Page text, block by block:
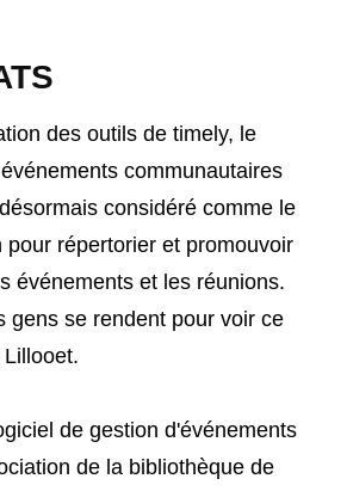
des outils de timely, le
communautaires
considéré comme le
pour répertorier et promouvoir
événements et les réunions.
gens se rendent pour voir ce
de gestion d'événements
de la bibliothèque de